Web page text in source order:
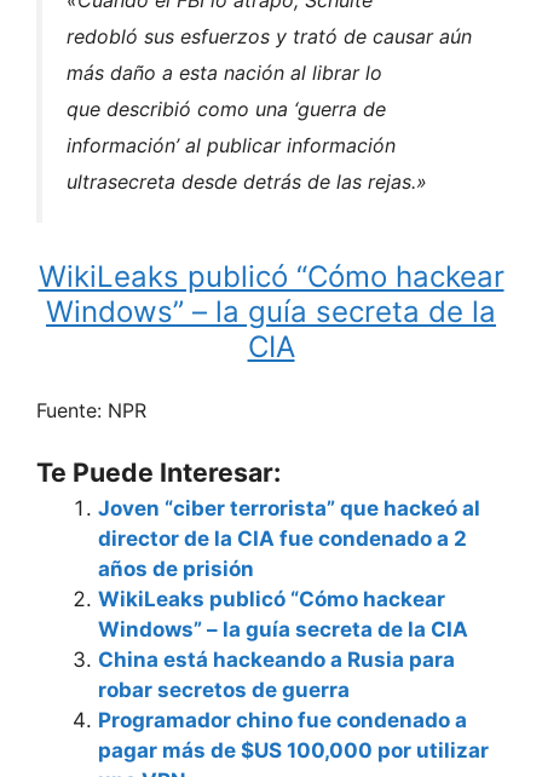
redobló sus esfuerzos y trató de causar aún
más daño a esta nación al librar lo
que describió como una ‘guerra de
información’ al publicar información
ultrasecreta desde detrás de las rejas.»
WikiLeaks publicó “Cómo hackear
Windows” – la guía secreta de la
CIA
Fuente: NPR
Te Puede Interesar:
Joven “ciber terrorista” que hackeó al
director de la CIA fue condenado a 2
años de prisión
WikiLeaks publicó “Cómo hackear
Windows” – la guía secreta de la CIA
China está hackeando a Rusia para
robar secretos de guerra
Programador chino fue condenado a
pagar más de $US 100,000 por utilizar